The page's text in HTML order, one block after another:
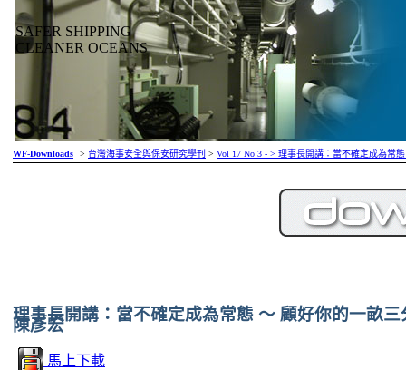
SAFER SHIPPING
CLEANER OCEANS
WF-Downloads > 台灣海事安全與保安研究學刊 > Vol 17 No 3 - > 理事長開講：當不確定成為常
理事長開講：當不確定成為常態 ～ 顧好你的一畝
陳彥宏
馬上下載